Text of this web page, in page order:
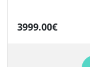
3999.00€